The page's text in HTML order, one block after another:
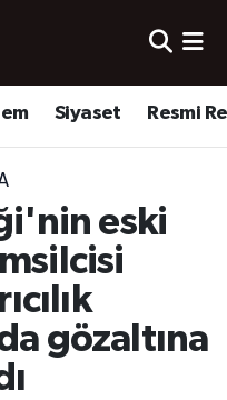
Siyaset Resmi
eski
gözaltına
ve Fikstür